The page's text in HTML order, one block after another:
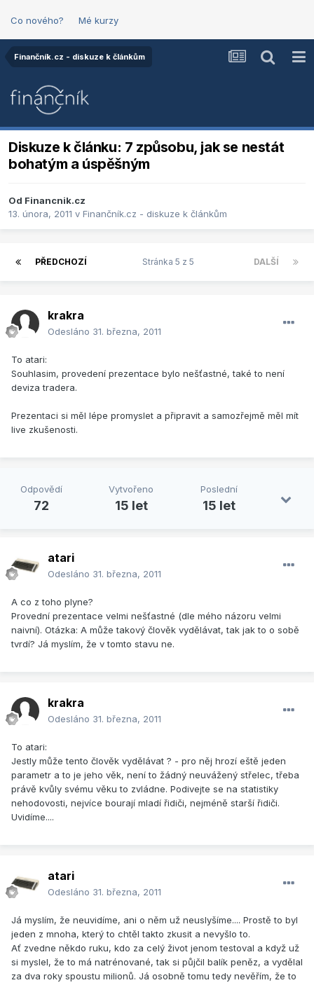
Co nového? Mé kurzy
Finančník.cz - diskuze k článkům
Diskuze k článku: 7 způsobu, jak se nestát
bohatým a úspěšným
Od Financnik.cz
13. února, 2011 v Finančník.cz - diskuze k článkům
PŘEDCHOZÍ DALŠÍ
Stránka 5 z 5
krakra
Odesláno 31. března, 2011
To atari:
Souhlasim, provedení prezentace bylo nešťastné, také to není
deviza tradera.
Prezentaci si měl lépe promyslet a připravit a samozřejmě měl mít
live zkušenosti.
Odpovědí
72
Vytvořeno
15 let
Poslední
15 let
atari
Odesláno 31. března, 2011
A co z toho plyne?
Provední prezentace velmi nešťastné (dle mého názoru velmi
naivní). Otázka: A může takový člověk vydělávat, tak jak to o sobě
tvrdí? Já myslím, že v tomto stavu ne.
krakra
Odesláno 31. března, 2011
To atari:
Jestly může tento člověk vydělávat ? - pro něj hrozí eště jeden
parametr a to je jeho věk, není to žádný neuvážený střelec, třeba
právě kvůly svému věku to zvládne. Podivejte se na statistiky
nehodovosti, nejvíce bourají mladí řidiči, nejméně starší řidiči.
Uvidíme....
atari
Odesláno 31. března, 2011
Já myslím, že neuvidíme, ani o něm už neuslyšíme.... Prostě to byl
jeden z mnoha, který to chtěl takto zkusit a nevyšlo to.
Ať zvedne někdo ruku, kdo za celý život jenom testoval a když už
si myslel, že to má natrénované, tak si půjčil balík peněz, a vydělal
za dva roky spoustu milionů. Já osobně tomu tedy nevěřím, že to